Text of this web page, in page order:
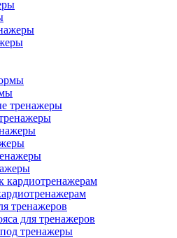
тренажеров
для тренажеров
тренажеры